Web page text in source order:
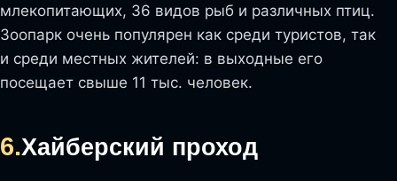
млекопитающих, 36 видов рыб и различных птиц.
Зоопарк очень популярен как среди туристов, так
и среди местных жителей: в выходные его
посещает свыше 11 тыс. человек.
6.Хайберский проход